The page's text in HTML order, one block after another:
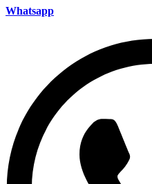
Whatsapp